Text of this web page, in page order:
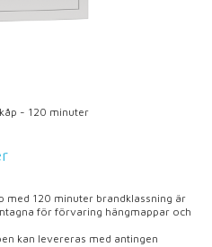
- 120 minuter
med 120 minuter brandklassning är
för förvaring hängmappar och
kan levereras med antingen